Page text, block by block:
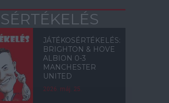
JÁTÉKOSÉRTÉKELÉS:
BRIGHTON & HOVE
ALBION 0-3
MANCHESTER
UNITED
2026. máj. 25.